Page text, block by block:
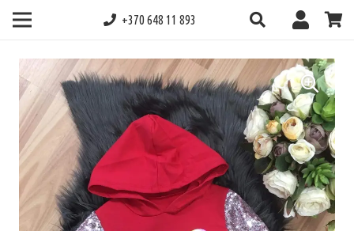
+370 648 11 893